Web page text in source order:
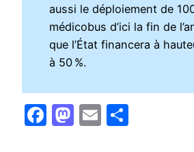
aussi le déploiement de
médicobus d’ici la fin de
que l’État financera à
à 50 %.
Facebook
Mastodon
Email